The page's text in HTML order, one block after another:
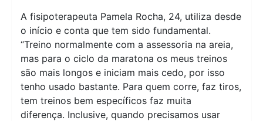
A fisipoterapeuta Pamela Rocha, 24, utiliza desde
o início e conta que tem sido fundamental.
“Treino normalmente com a assessoria na areia,
mas para o ciclo da maratona os meus treinos
são mais longos e iniciam mais cedo, por isso
tenho usado bastante. Para quem corre, faz tiros,
tem treinos bem específicos faz muita
diferença. Inclusive, quando precisamos usar